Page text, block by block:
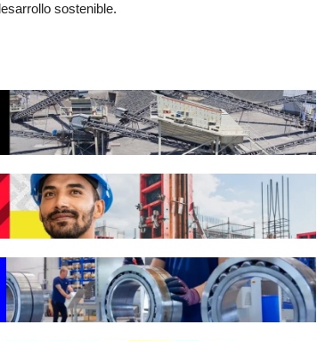
sostenible.